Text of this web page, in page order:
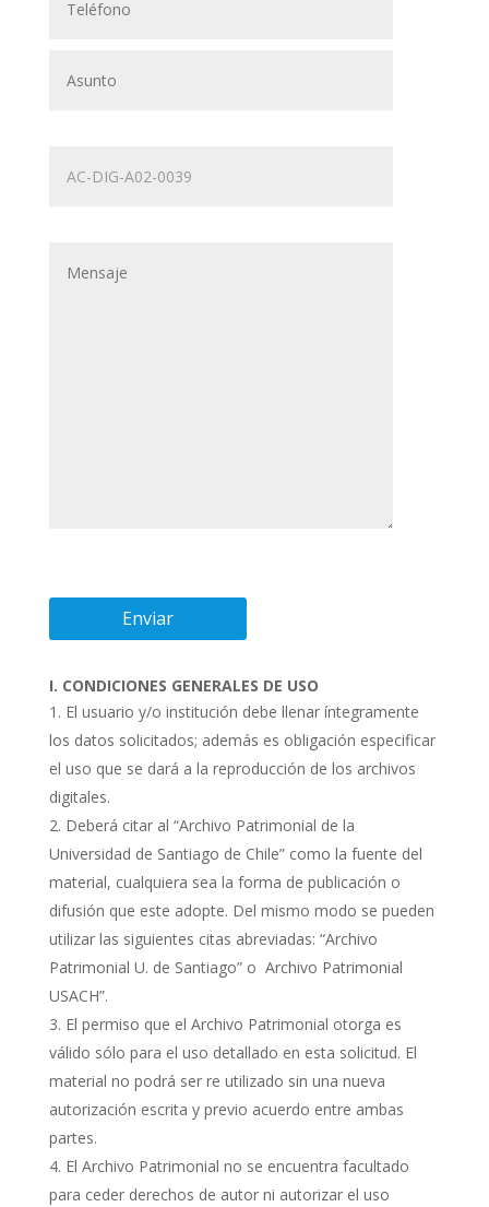
I. CONDICIONES GENERALES DE USO
El usuario y/o institución debe llenar íntegramente
los datos solicitados; además es obligación especificar
el uso que se dará a la reproducción de los archivos
digitales.
Deberá citar al “Archivo Patrimonial de la
Universidad de Santiago de Chile” como la fuente del
material, cualquiera sea la forma de publicación o
difusión que este adopte. Del mismo modo se pueden
utilizar las siguientes citas abreviadas: “Archivo
Patrimonial U. de Santiago” o Archivo Patrimonial
USACH”.
El permiso que el Archivo Patrimonial otorga es
válido sólo para el uso detallado en esta solicitud. El
material no podrá ser re utilizado sin una nueva
autorización escrita y previo acuerdo entre ambas
partes.
El Archivo Patrimonial no se encuentra facultado
para ceder derechos de autor ni autorizar el uso